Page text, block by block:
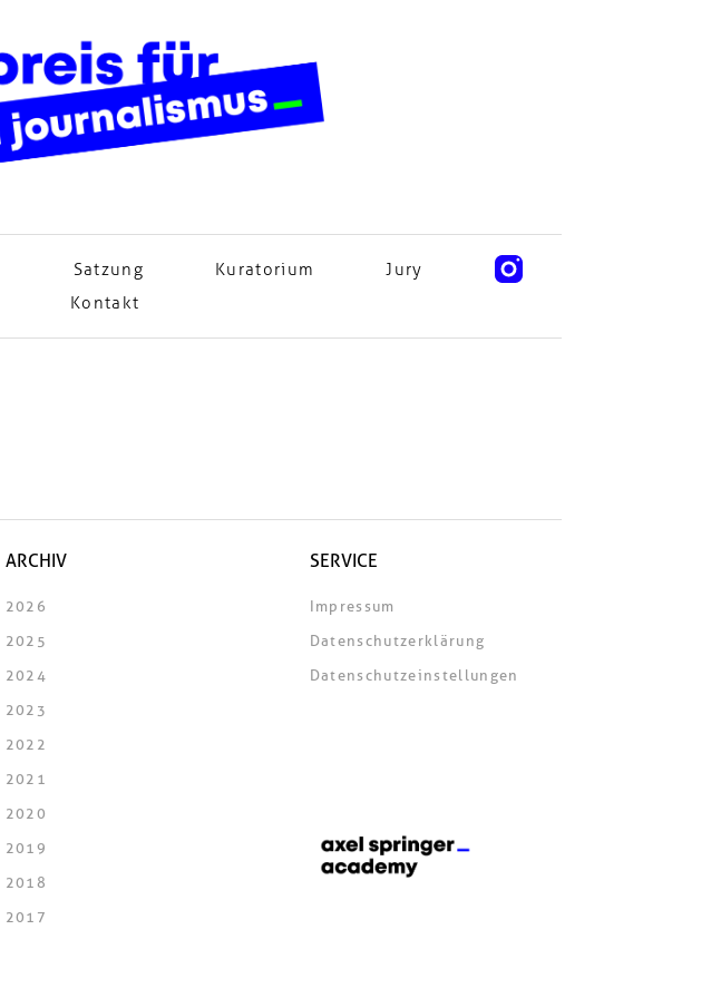
Satzung Kuratorium
Jury
Kontakt
ARCHIV
2026
2025
2024
2023
2022
2021
2020
2019
2018
2017
SERVICE
Impressum
Datenschutzerklärung
Datenschutzeinstellungen